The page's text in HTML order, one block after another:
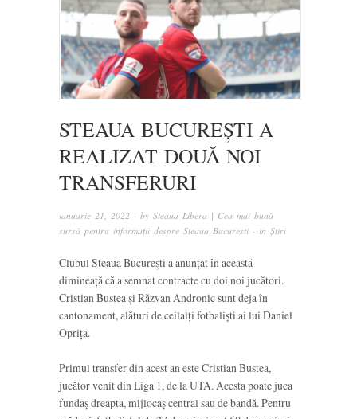
STEAUA BUCUREȘTI A
REALIZAT DOUĂ NOI
TRANSFERURI
ianuarie 21, 2022 · by Steaua Libera | Cea mai bună
sursă pentru informații despre Steaua București · in Știri
Clubul Steaua București a anunțat în această
dimineață că a semnat contracte cu doi noi jucători.
Cristian Bustea și Răzvan Andronic sunt deja în
cantonament, alături de ceilalți fotbaliști ai lui Daniel
Oprița.
Primul transfer din acest an este Cristian Bustea,
jucător venit din Liga 1, de la UTA. Acesta poate juca
fundaș dreapta, mijlocaș central sau de bandă. Pentru